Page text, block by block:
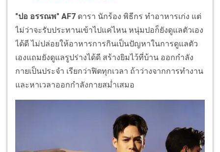
"ปอ อรรณพ" AF7 ดารา นักร้อง พิธีกร ทำอาหารเก่ง แต่
ไม่ว่าจะรับประทานเข้าไปแค่ไหน หนุ่มปอก็ยังดูแลตัวเอง
ได้ดี ไม่ปล่อยให้อาหารการกินเป็นปัญหาในการดูแลตัว
เองแถมยังดูแลรูปร่างได้ดี สร้างยิมไว้ที่บ้าน ออกกำลัง
กายเป็นประจำ เรียกว่าฟิตทุกเวลา ถ้าว่างจากการทำงาน
และหาเวลาออกกำลังกายสม่ำเสมอ